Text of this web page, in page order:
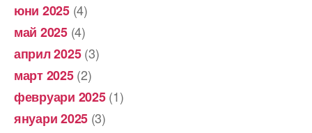
юни 2025(4)
май 2025(4)
април 2025(3)
март 2025(2)
февруари 2025(1)
януари 2025 (3)